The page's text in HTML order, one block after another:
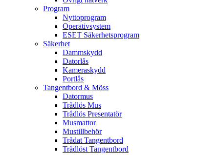
Program
Nyttoprogram
Operativsystem
ESET Säkerhetsprogram
Säkerhet
Dammskydd
Datorlås
Kameraskydd
Portlås
Tangentbord & Möss
Datormus
Trådlös Mus
Trådlös Presentatör
Musmattor
Mustillbehör
Trådat Tangentbord
Trådlöst Tangentbord